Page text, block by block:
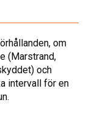
om
(Marstrand,
och
intervall för en